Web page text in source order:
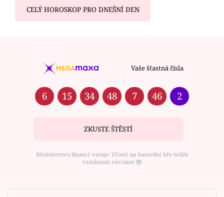
CELÝ HOROSKOP PRO DNEŠNÍ DEN
Vaše šťastná čísla
6 15 34 48 7 46 2
ZKUSTE ŠTĚSTÍ
Ministerstvo financí varuje: Účastí na hazardní hře může
vzniknout závislost ⑱